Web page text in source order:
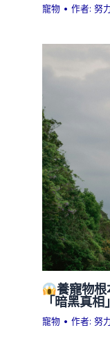
寵物 • 作者:努
養寵物
「暗黑真相
寵物 • 作者:努